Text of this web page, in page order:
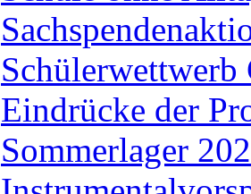
Schülerwettwerb
Eindrücke der
Sommerlager